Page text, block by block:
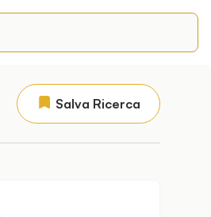
Salva Ricerca